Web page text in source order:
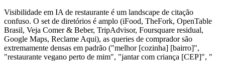
Visibilidade em IA de restaurante é um landscape de citação
confuso. O set de diretórios é amplo (iFood, TheFork, OpenTable
Brasil, Veja Comer & Beber, TripAdvisor, Foursquare residual,
Google Maps, Reclame Aqui), as queries de comprador são
extremamente densas em padrão ("melhor [cozinha] [bairro]",
"restaurante vegano perto de mim", "jantar com criança [CEP]", "